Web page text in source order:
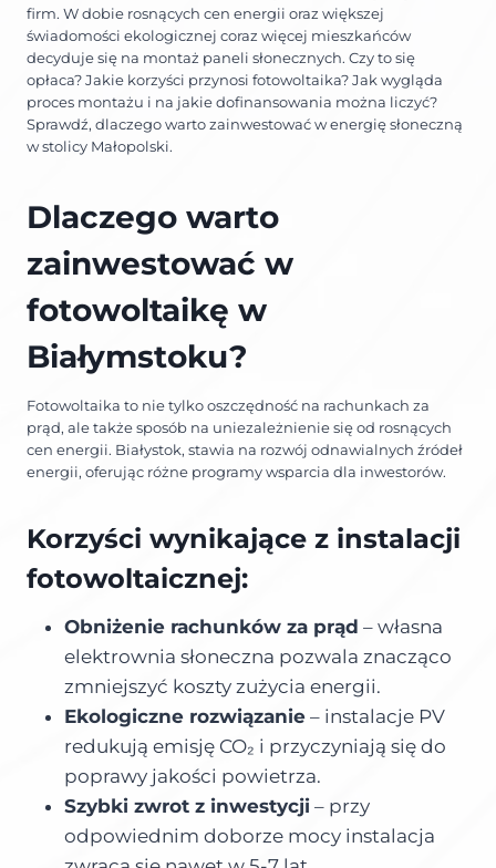
firm. W dobie rosnących cen energii oraz większej
świadomości ekologicznej coraz więcej mieszkańców
decyduje się na montaż paneli słonecznych. Czy to się
opłaca? Jakie korzyści przynosi fotowoltaika? Jak wygląda
proces montażu i na jakie dofinansowania można liczyć?
Sprawdź, dlaczego warto zainwestować w energię słoneczną
w stolicy Małopolski.
Dlaczego warto
zainwestować w
fotowoltaikę w
Białymstoku?
Fotowoltaika to nie tylko oszczędność na rachunkach za
prąd, ale także sposób na uniezależnienie się od rosnących
cen energii. Białystok, stawia na rozwój odnawialnych źródeł
energii, oferując różne programy wsparcia dla inwestorów.
Korzyści wynikające z instalacji
fotowoltaicznej:
Obniżenie rachunków za prąd – własna
elektrownia słoneczna pozwala znacząco
zmniejszyć koszty zużycia energii.
Ekologiczne rozwiązanie – instalacje PV
redukują emisję CO₂ i przyczyniają się do
poprawy jakości powietrza.
Szybki zwrot z inwestycji – przy
odpowiednim doborze mocy instalacja